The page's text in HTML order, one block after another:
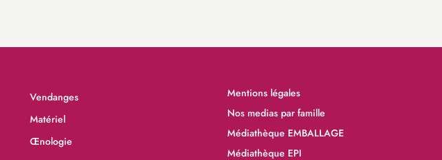
Vendanges
Matériel
Œnologie
Mentions légales
Nos medias par famille
Médiathèque EMBALLAGE
Médiathèque EPI